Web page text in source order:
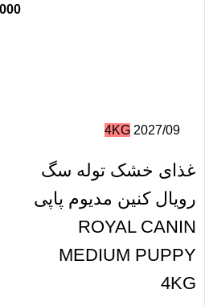
2027/09
4KG
غذای خشک توله سگ
رویال کنین مدیوم پاپی
ROYAL CANIN
MEDIUM PUPPY
4KG